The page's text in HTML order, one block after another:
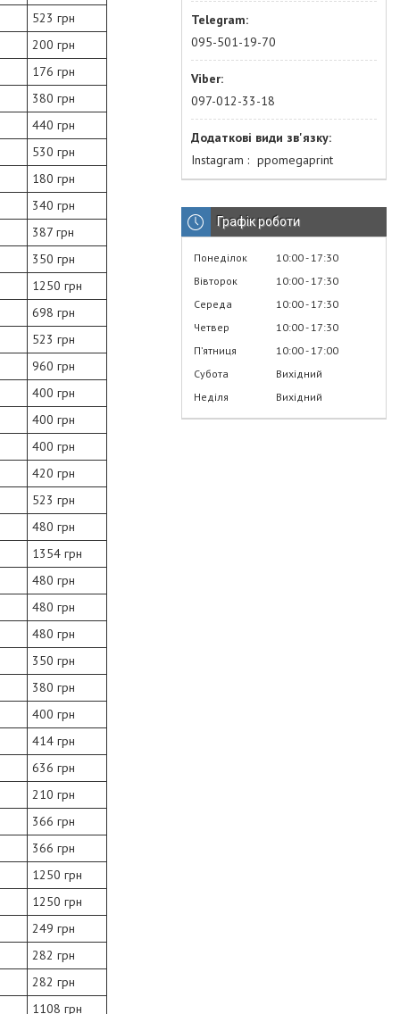
523 грн
200 грн
176 грн
380 грн
440 грн
530 грн
180 грн
340 грн
387 грн
350 грн
1250 грн
698 грн
523 грн
960 грн
400 грн
400 грн
400 грн
420 грн
523 грн
480 грн
1354 грн
480 грн
480 грн
480 грн
350 грн
380 грн
400 грн
414 грн
636 грн
210 грн
366 грн
366 грн
1250 грн
1250 грн
249 грн
282 грн
282 грн
1108 грн
095-501-19-70
097-012-33-18
Instagram ppomegaprint
Графік роботи
Понеділок 10:00 17:30
Вівторок
10:00 17:30
Середа
10:00 17:30
Четвер
10:00 17:30
Пʼятниця
10:00 17:00
Субота
Вихідний
Неділя
Вихідний